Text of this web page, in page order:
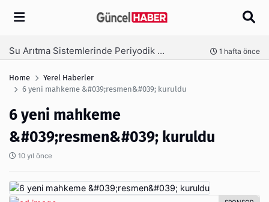
Arama 2 hafta önce
Home
Yerel Haberler
6 yeni mahkeme &#039;resmen&#039; kuruldu
6 yeni mahkeme
&#039;resmen&#039; kuruldu
10 yıl önce